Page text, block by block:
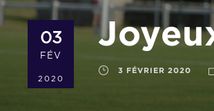
03
FÉV
2020
3 FÉVRIER 2020